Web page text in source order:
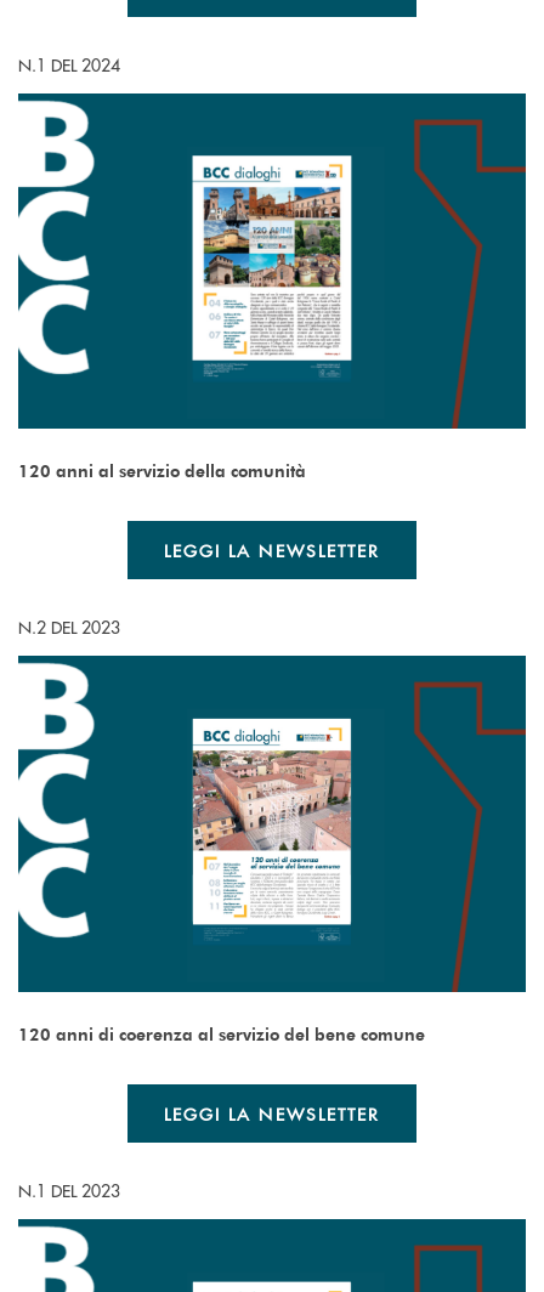
N.1 DEL 2024
120 anni al servizio della comunità
LEGGI LA NEWSLETTER
N.2 DEL 2023
120 anni di coerenza al servizio del bene comune
LEGGI LA NEWSLETTER
N.1 DEL 2023